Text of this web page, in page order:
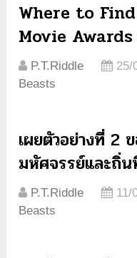
Where to
Movie Awards
P.T.Riddle 25/
Beasts
เผยตัวอย่างที่ 2
มหัศจรรย์และถิ่น
P.T.Riddle 11/
Beasts